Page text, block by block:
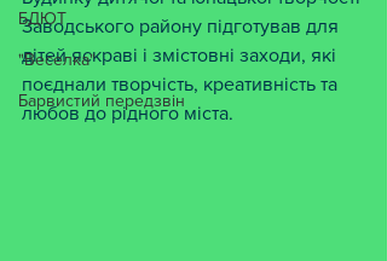
БДЮТ
"Веселка"
Барвистий передзвін
Заводського району підготував для
дітей яскраві і змістовні заходи, які
поєднали творчість, креативність та
любов до рідного міста.